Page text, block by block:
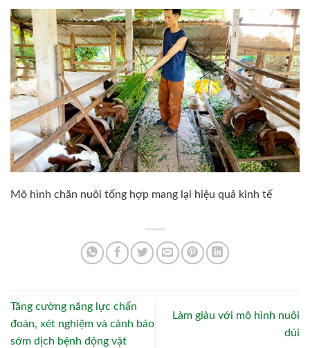
Mô hình chăn nuôi tổng hợp mang lại hiệu quả kinh tế
Tăng cường năng lực chẩn
đoán, xét nghiệm và cảnh báo
sớm dịch bệnh động vật
Làm giàu với mô hình nuôi
dúi